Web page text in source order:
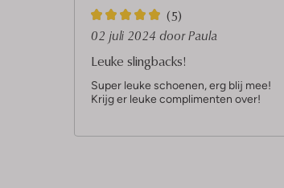
5
S
t
e
r
(5)
02 juli 2024 door Paula
Leuke slingbacks!
Super leuke schoenen, erg blij mee!
Krijg er leuke complimenten over!